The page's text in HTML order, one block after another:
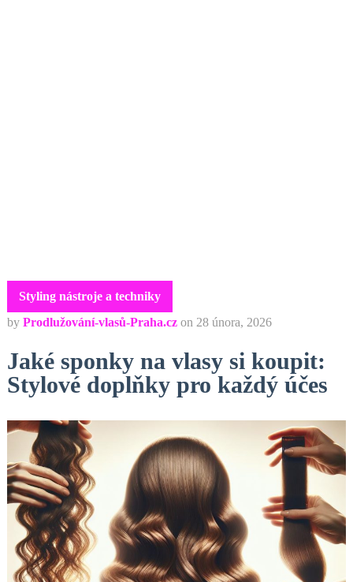
Styling nástroje a techniky
by Prodlužování-vlasů-Praha.cz on 28 února, 2026
Jaké sponky na vlasy si koupit:
Stylové doplňky pro každý účes